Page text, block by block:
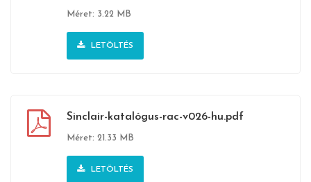
Méret: 3.22 MB
LETÖLTÉS
Sinclair-katalógus-rac-v026-hu.pdf
Méret: 21.33 MB
LETÖLTÉS